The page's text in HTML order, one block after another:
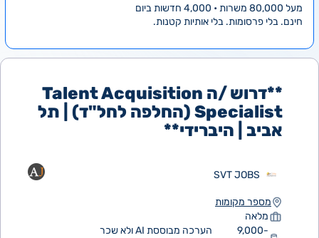
מעל 80,000 משרות • 4,000 חדשות ביום
חינם. בלי פרסומות. בלי אותיות קטנות.
**דרוש /ה Talent Acquisition
Specialist (החלפה לחל"ד) | תל
אביב | היברידי**
SVT JOBS
מספר מקומות
מלאה
9,000-
הערכה מבוססת AI ולא שכר